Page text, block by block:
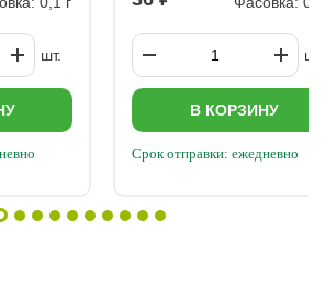
шт. шт.
В КОРЗИНУ
Срок отправки: ежедневно